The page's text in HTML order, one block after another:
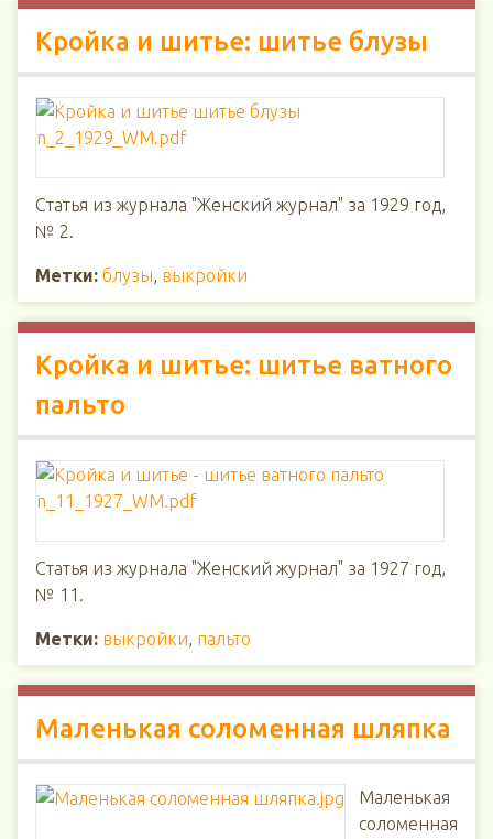
Кройка и шитье: шитье блузы
Статья из журнала "Женский журнал" за 1929 год,
№ 2.
Метки: блузы, выкройки
Кройка и шитье: шитье ватного
пальто
Статья из журнала "Женский журнал" за 1927 год,
№ 11.
Метки: выкройки, пальто
Маленькая соломенная шляпка
Маленькая
соломенная